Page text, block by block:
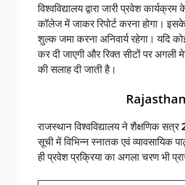
विश्वविद्यालय द्वारा जारी प्रवेश
कॉलेज में जाकर रिपोर्ट करना होगा।
शुल्क जमा करना अनिवार्य रहेगा। यदि
कर दी जाएगी और रिक्त सीटों पर अगली
की सलाह दी जाती है।
राजस्थान विश्वविद्यालय ने शैक्षणिक सत्र
सूची में विभिन्न स्नातक एवं व्यावसायिक
ही प्रवेश प्रक्रिया का अगला चरण भी